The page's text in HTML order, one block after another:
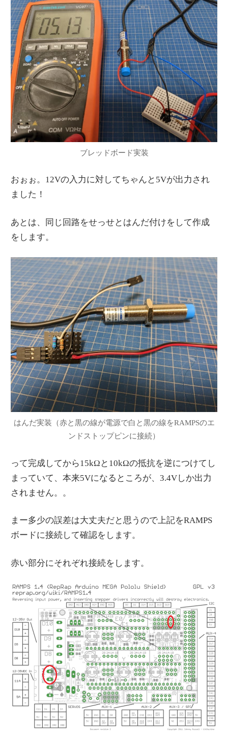
ブレッドボード実装
おぉぉ。12Vの入力に対してちゃんと5Vが出力され
ました！
あとは、同じ回路をせっせとはんだ付けをして作成
をします。
はんだ実装（赤と黒の線が電源で白と黒の線をRAMPSのエ
ンドストップピンに接続）
って完成してから15kΩと10kΩの抵抗を逆につけてし
まっていて、本来5Vになるところが、3.4Vしか出力
されません。。
まー多少の誤差は大丈夫だと思うので上記をRAMPS
ボードに接続して確認をします。
赤い部分にそれぞれ接続をします。